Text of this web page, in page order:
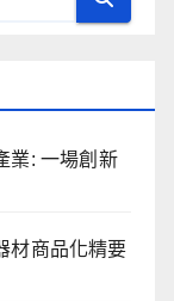
業: ⼀場創新
材商品化精要